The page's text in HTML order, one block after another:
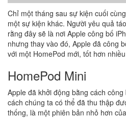
Chỉ một tháng sau sự kiện cuối
một sự kiện khác. Người yêu quả
rằng đây sẽ là nơi Apple công bố
nhưng thay vào đó, Apple đã công
với một HomePod mới, tốt hơn
HomePod Mini
Apple đã khởi động bằng cách
cách chúng ta có thể đã thu thập
thống, là một phiên bản nhỏ hơn